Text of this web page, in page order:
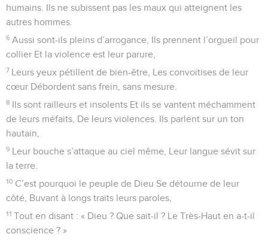
humains. Ils ne subissent pas les maux qui atteignent les
autres hommes.
6 Aussi sont-ils pleins d’arrogance, Ils prennent l’orgueil pour
collier Et la violence est leur parure,
7 Leurs yeux pétillent de bien-être, Les convoitises de leur
cœur Débordent sans frein, sans mesure.
8 Ils sont railleurs et insolents Et ils se vantent méchamment
de leurs méfaits, De leurs violences. Ils parlent sur un ton
hautain,
9 Leur bouche s’attaque au ciel même, Leur langue sévit sur
la terre.
10 C’est pourquoi le peuple de Dieu Se détourne de leur
côté, Buvant à longs traits leurs paroles,
11 Tout en disant : « Dieu ? Que sait-il ? Le Très-Haut en a-t-il
conscience ? »